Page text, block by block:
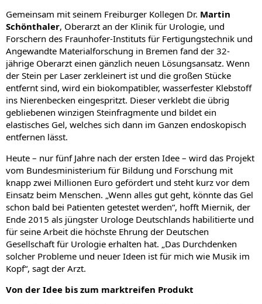
Gemeinsam mit seinem Freiburger Kollegen Dr. Martin
Schönthaler, Oberarzt an der Klinik für Urologie, und
Forschern des Fraunhofer-Instituts für Fertigungstechnik und
Angewandte Materialforschung in Bremen fand der 32-
jährige Oberarzt einen gänzlich neuen Lösungsansatz. Wenn
der Stein per Laser zerkleinert ist und die großen Stücke
entfernt sind, wird ein biokompatibler, wasserfester Klebstoff
ins Nierenbecken eingespritzt. Dieser verklebt die übrig
gebliebenen winzigen Steinfragmente und bildet ein
elastisches Gel, welches sich dann im Ganzen endoskopisch
entfernen lässt.
Heute – nur fünf Jahre nach der ersten Idee – wird das Projekt
vom Bundesministerium für Bildung und Forschung mit
knapp zwei Millionen Euro gefördert und steht kurz vor dem
Einsatz beim Menschen. „Wenn alles gut geht, könnte das Gel
schon bald bei Patienten getestet werden“, hofft Miernik, der
Ende 2015 als jüngster Urologe Deutschlands habilitierte und
für seine Arbeit die höchste Ehrung der Deutschen
Gesellschaft für Urologie erhalten hat. „Das Durchdenken
solcher Probleme und neuer Ideen ist für mich wie Musik im
Kopf“, sagt der Arzt.
Von der Idee bis zum marktreifen Produkt